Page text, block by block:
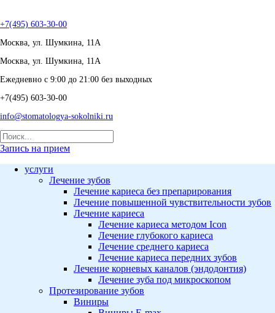
+7(495) 603-30-00
Москва, ул. Шумкина, 11А
Москва, ул. Шумкина, 11А
Ежедневно с 9:00 до 21:00 без выходных
+7(495) 603-30-00
info@stomatologya-sokolniki.ru
Запись на прием
услуги
Лечение зубов
Лечение кариеса без препарирования
Лечение повышенной чувствительности зубов
Лечение кариеса
Лечение кариеса методом Icon
Лечение глубокого кариеса
Лечение среднего кариеса
Лечение кариеса передних зубов
Лечение корневых каналов (эндодонтия)
Лечение зуба под микроскопом
Протезирование зубов
Виниры